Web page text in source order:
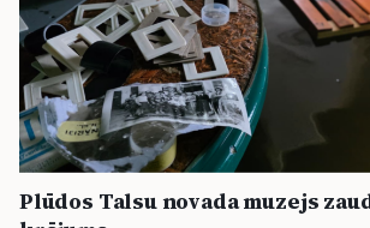
Plūdos Talsu novada muzejs